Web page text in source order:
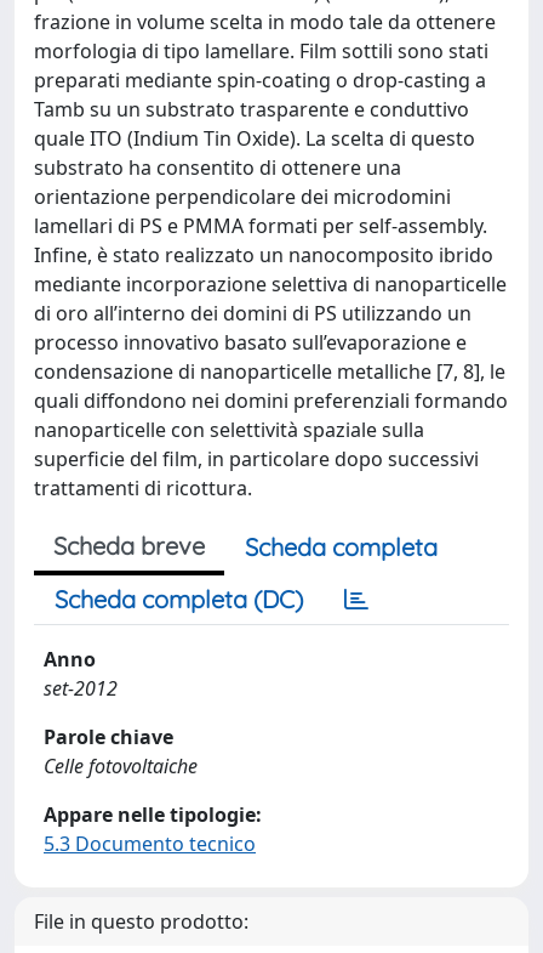
frazione in volume scelta in modo tale da ottenere
morfologia di tipo lamellare. Film sottili sono stati
preparati mediante spin-coating o drop-casting a
Tamb su un substrato trasparente e conduttivo
quale ITO (Indium Tin Oxide). La scelta di questo
substrato ha consentito di ottenere una
orientazione perpendicolare dei microdomini
lamellari di PS e PMMA formati per self-assembly.
Infine, è stato realizzato un nanocomposito ibrido
mediante incorporazione selettiva di nanoparticelle
di oro all’interno dei domini di PS utilizzando un
processo innovativo basato sull’evaporazione e
condensazione di nanoparticelle metalliche [7, 8], le
quali diffondono nei domini preferenziali formando
nanoparticelle con selettività spaziale sulla
superficie del film, in particolare dopo successivi
trattamenti di ricottura.
Scheda breve
Scheda completa
Scheda completa (DC)
Anno
set-2012
Parole chiave
Celle fotovoltaiche
Appare nelle tipologie:
5.3 Documento tecnico
File in questo prodotto: